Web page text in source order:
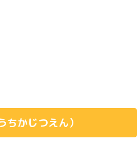
ちかじつえん）